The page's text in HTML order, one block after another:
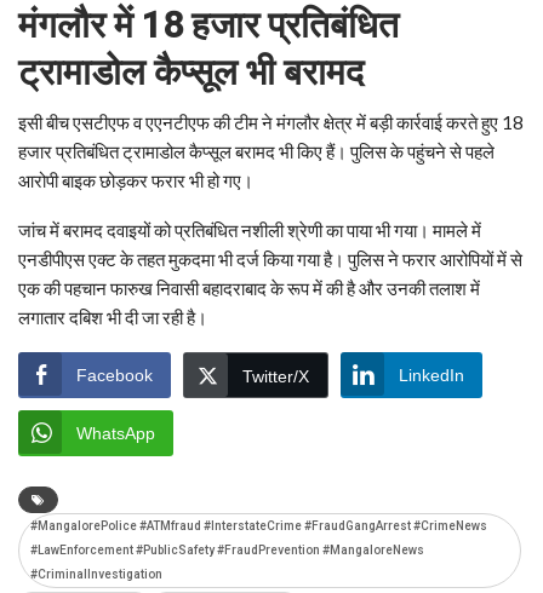
मंगलौर में 18 हजार प्रतिबंधित
ट्रामाडोल कैप्सूल भी बरामद
इसी बीच एसटीएफ व एएनटीएफ की टीम ने मंगलौर क्षेत्र में बड़ी कार्रवाई करते हुए 18
हजार प्रतिबंधित ट्रामाडोल कैप्सूल बरामद भी किए हैं। पुलिस के पहुंचने से पहले
आरोपी बाइक छोड़कर फरार भी हो गए।
जांच में बरामद दवाइयों को प्रतिबंधित नशीली श्रेणी का पाया भी गया। मामले में
एनडीपीएस एक्ट के तहत मुकदमा भी दर्ज किया गया है। पुलिस ने फरार आरोपियों में से
एक की पहचान फारुख निवासी बहादराबाद के रूप में की है और उनकी तलाश में
लगातार दबिश भी दी जा रही है।
Facebook Twitter/X LinkedIn
WhatsApp
#MangalorePolice #ATMfraud #InterstateCrime #FraudGangArrest #CrimeNews
#LawEnforcement #PublicSafety #FraudPrevention #MangaloreNews
#CriminalInvestigation